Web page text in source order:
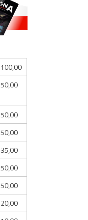
100,00
50,00
50,00
50,00
35,00
50,00
50,00
20,00